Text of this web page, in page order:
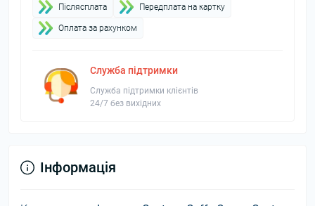
Пiслясплата Передплата на картку
Оплата за рахунком
Служба підтримки
Служба підтримки клієнтів
24/7 без вихідних
Інформація